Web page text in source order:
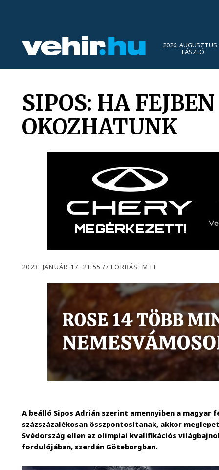
2026. AUGUSZTUS
LÁSZLÓ
SIPOS: HA
OKOZHATUNK
2023. JANUÁR 17. 21:55// FORRÁS: MTI
A beálló Sipos Adrián szerint amennyiben a
százszázalékosan összpontosítanak, akkor
Svédország ellen az olimpiai kvalifikációs
fordulójában, szerdán Göteborgban.